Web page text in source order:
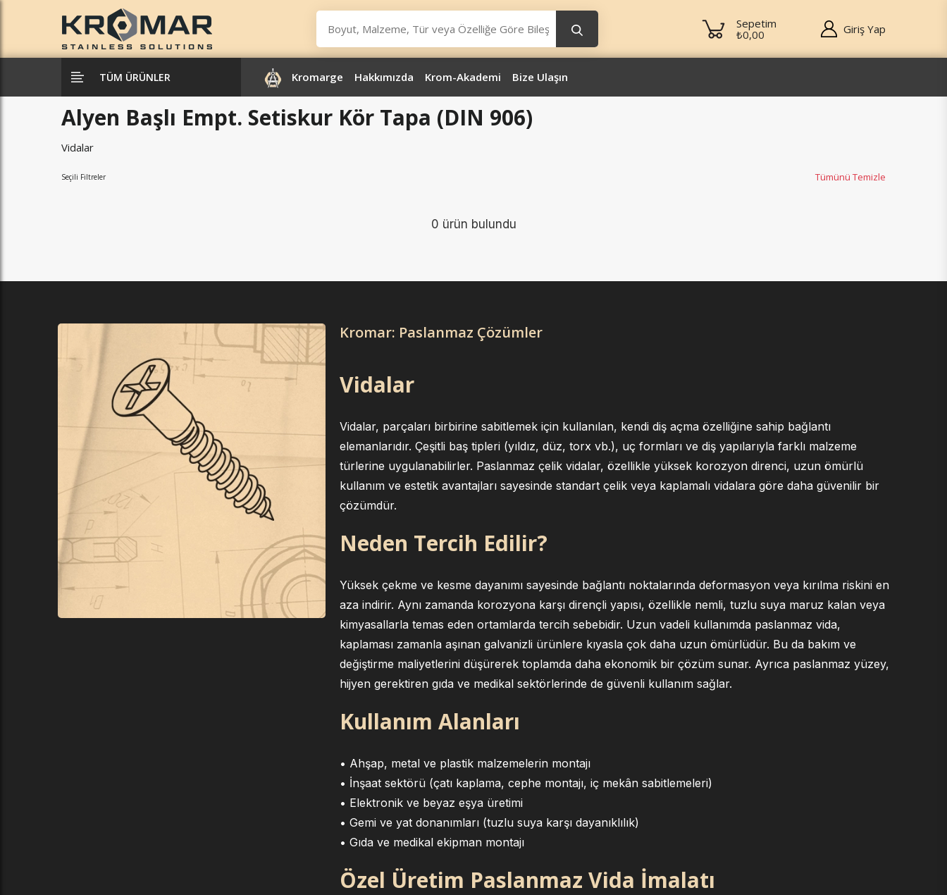
Sepetim
₺0,00
Giriş Yap
TÜM ÜRÜNLER Kromarge Hakkımızda Krom-Akademi Bize Ulaşın
Alyen Başlı Empt. Setiskur Kör Tapa (DIN 906)
Vidalar
Seçili Filtreler Tümünü Temizle
0 ürün bulundu
Kromar: Paslanmaz Çözümler
Vidalar
Vidalar, parçaları birbirine sabitlemek için kullanılan, kendi diş açma özelliğine sahip bağlantı
elemanlarıdır. Çeşitli baş tipleri (yıldız, düz, torx vb.), uç formları ve diş yapılarıyla farklı malzeme
türlerine uygulanabilirler. Paslanmaz çelik vidalar, özellikle yüksek korozyon direnci, uzun ömürlü
kullanım ve estetik avantajları sayesinde standart çelik veya kaplamalı vidalara göre daha güvenilir bir
çözümdür.
Neden Tercih Edilir?
Yüksek çekme ve kesme dayanımı sayesinde bağlantı noktalarında deformasyon veya kırılma riskini en
aza indirir. Aynı zamanda korozyona karşı dirençli yapısı, özellikle nemli, tuzlu suya maruz kalan veya
kimyasallarla temas eden ortamlarda tercih sebebidir. Uzun vadeli kullanımda paslanmaz vida,
kaplaması zamanla aşınan galvanizli ürünlere kıyasla çok daha uzun ömürlüdür. Bu da bakım ve
değiştirme maliyetlerini düşürerek toplamda daha ekonomik bir çözüm sunar. Ayrıca paslanmaz yüzey,
hijyen gerektiren gıda ve medikal sektörlerinde de güvenli kullanım sağlar.
Kullanım Alanları
• Ahşap, metal ve plastik malzemelerin montajı
• İnşaat sektörü (çatı kaplama, cephe montajı, iç mekân sabitlemeleri)
• Elektronik ve beyaz eşya üretimi
• Gemi ve yat donanımları (tuzlu suya karşı dayanıklılık)
• Gıda ve medikal ekipman montajı
Özel Üretim Paslanmaz Vida İmalatı